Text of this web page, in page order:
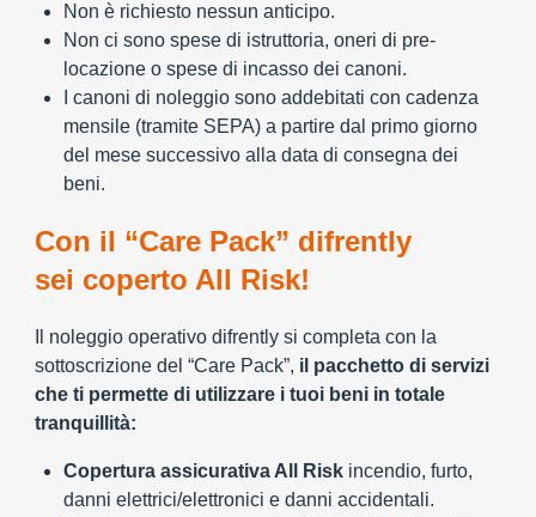
Non è richiesto nessun anticipo.
Non ci sono spese di istruttoria, oneri di pre-
locazione o spese di incasso dei canoni.
I canoni di noleggio sono addebitati con cadenza
mensile (tramite SEPA) a partire dal primo giorno
del mese successivo alla data di consegna dei
beni.
Con il “Care Pack” difrently
sei coperto All Risk!
Il noleggio operativo difrently si completa con la
sottoscrizione del “Care Pack”, il pacchetto di servizi
che ti permette di utilizzare i tuoi beni in totale
tranquillità:
Copertura assicurativa All Risk incendio, furto,
danni elettrici/elettronici e danni accidentali.